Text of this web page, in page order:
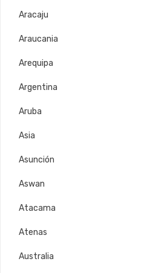
Aracaju
Araucania
Arequipa
Argentina
Aruba
Asia
Asunción
Aswan
Atacama
Atenas
Australia